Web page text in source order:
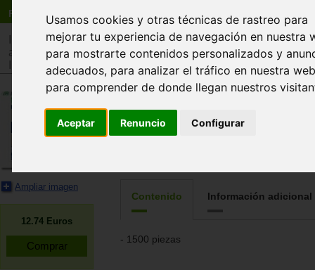
Usamos cookies y otras técnicas de rastreo para
mejorar tu experiencia de navegación en nuestra
para mostrarte contenidos personalizados y
adecuados, para analizar el tráfico en nuestra
para comprender de donde llegan nuestros
Aceptar Renuncio Configurar
Registro
>Tienda>Juguetes infantiles>Juguetes por edad>
años
Tienda > Juguetes infantiles > Juguetes por tipo
Ampliar imagen
12.74 Euros
Gatitos en la cocina (1500
Ravensburger
Contenido Información adicional
- 1500 piezas